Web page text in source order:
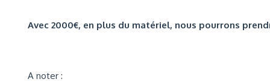
Avec 2000€, en plus du matériel, nous pourrons
A noter :